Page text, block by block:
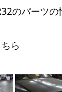
のパーツの
ら